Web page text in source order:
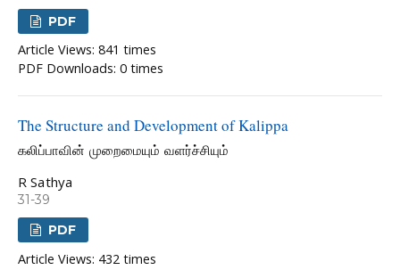
PDF
Article Views: 841 times
PDF Downloads: 0 times
The Structure and Development of Kalippa
கலிப்பாவின் முறைமையும் வளர்ச்சியும்
R Sathya
31-39
PDF
Article Views: 432 times